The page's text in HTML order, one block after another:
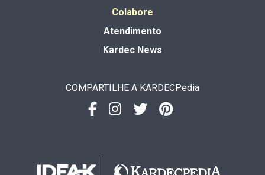
Colabore
Atendimento
Kardec News
COMPARTILHE A KARDECPedia